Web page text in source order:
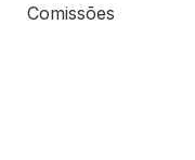
Comissões